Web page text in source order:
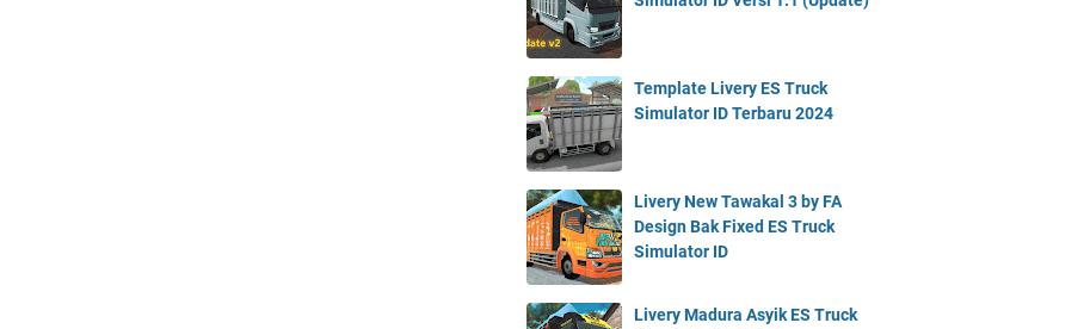
Template Livery ES Truck
Simulator ID Terbaru 2024
Livery New Tawakal 3 by FA
Design Bak Fixed ES Truck
Simulator ID
Livery Madura Asyik ES Truck